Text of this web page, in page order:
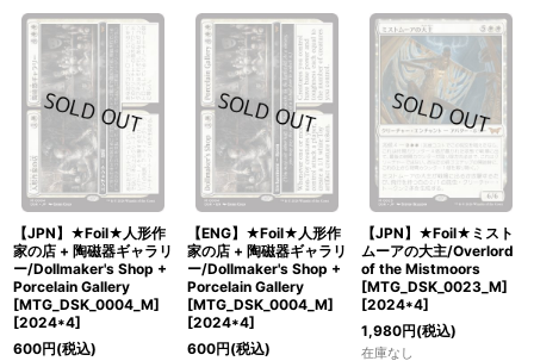
並び順:
絞り込む
【JPN】★Foil★人形作
家の店 + 陶磁器ギャラリ
ー/Dollmaker's Shop +
Porcelain Gallery
[MTG_DSK_0004_M]
[2024*4]
600円(税込)
【ENG】★Foil★人形作
家の店 + 陶磁器ギャラリ
ー/Dollmaker's Shop +
Porcelain Gallery
[MTG_DSK_0004_M]
[2024*4]
600円(税込)
【JPN】★Foil★ミスト
ムーアの大主/Overlord
of the Mistmoors
[MTG_DSK_0023_M]
[2024*4]
1,980円(税込)
在庫なし